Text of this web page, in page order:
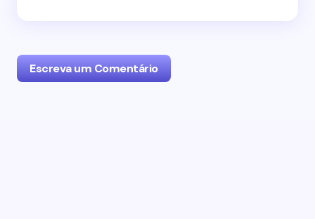
Escreva um Comentário